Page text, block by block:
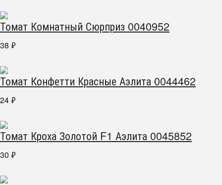
Томат Комнатный Сюрприз 0040952
38 ₽
Томат Конфетти Красные Аэлита 0044462
24 ₽
Томат Кроха Золотой F1 Аэлита 0045852
30 ₽